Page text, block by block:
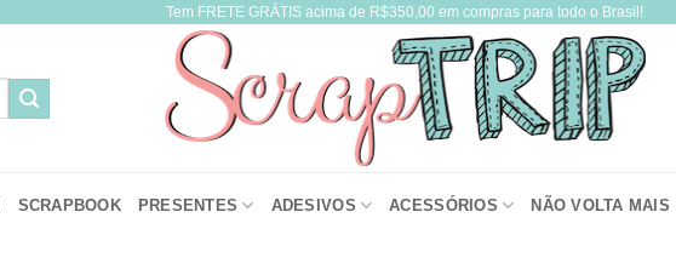
Tem FRETE GRÁTIS acima de R$350,00 em compras para todo o Brasil!
SCRAPBOOK PRESENTES ADESIVOS ACESSÓRIOS NÃO VOLTA MAIS